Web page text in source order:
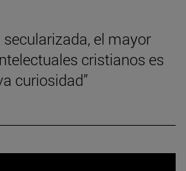
secularizada, el mayor
cristianos es
curiosidad”